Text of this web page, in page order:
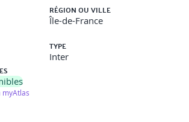
l’IA dans mon industrie ? Les use cases
RÉGION OU VILLE
Île-de-France
TYPE
Inter
myAtlas